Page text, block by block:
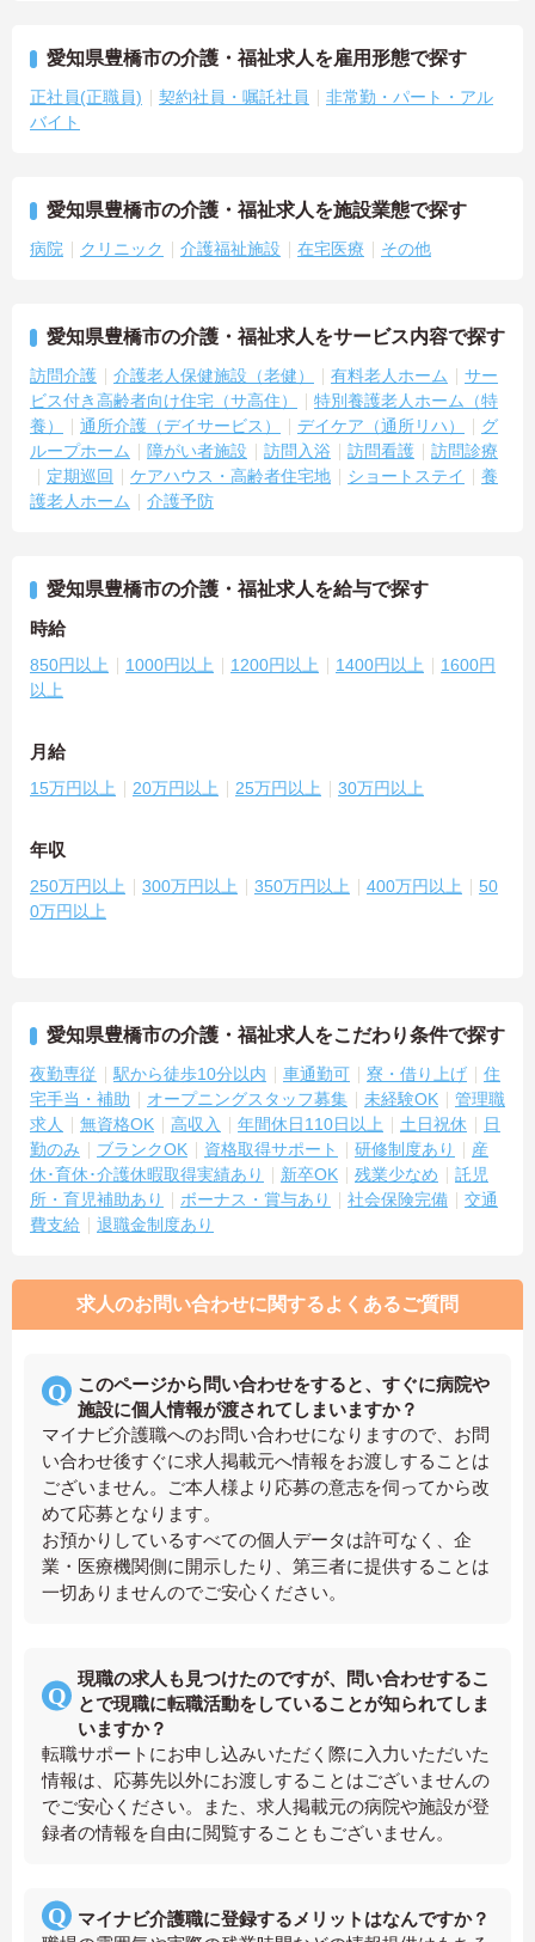
愛知県豊橋市の介護・福祉求人を雇用形態で探す
正社員(正職員) 契約社員・嘱託社員
非常勤・パート・アル
バイト
愛知県豊橋市の介護・福祉求人を施設業態で探す
病院 クリニック 介護福祉施設 在宅医療 その他
愛知県豊橋市の介護・福祉求人をサービス内容で探す
訪問介護 介護老人保健施設（老健） 有料老人ホーム
サー
ビス付き高齢者向け住宅（サ高住）
特別養護老人ホーム（特
養）
通所介護（デイサービス） デイケア（通所リハ）
グ
ループホーム
障がい者施設 訪問入浴 訪問看護
訪問診療
定期巡回
ケアハウス・高齢者住宅地 ショートステイ
養
護老人ホーム
介護予防
愛知県豊橋市の介護・福祉求人を給与で探す
時給
850円以上 1000円以上 1200円以上 1400円以上
1600円
以上
月給
15万円以上 20万円以上 25万円以上 30万円以上
年収
250万円以上 300万円以上 350万円以上 400万円以上
50
0万円以上
愛知県豊橋市の介護・福祉求人をこだわり条件で探す
夜勤専従 駅から徒歩10分以内 車通勤可 寮・借り上げ
住
宅手当・補助
オープニングスタッフ募集 未経験OK
管理職
求人
無資格OK 高収入 年間休日110日以上 土日祝休
日
勤のみ
ブランクOK 資格取得サポート 研修制度あり
産
休･育休･介護休暇取得実績あり
新卒OK 残業少なめ
託児
所・育児補助あり
ボーナス・賞与あり 社会保険完備
交通
費支給
退職金制度あり
求人のお問い合わせに関するよくあるご質問
このページから問い合わせをすると、すぐに病院や
施設に個人情報が渡されてしまいますか？
マイナビ介護職へのお問い合わせになりますので、お問
い合わせ後すぐに求人掲載元へ情報をお渡しすることは
ございません。ご本人様より応募の意志を伺ってから改
めて応募となります。
お預かりしているすべての個人データは許可なく、企
業・医療機関側に開示したり、第三者に提供することは
一切ありませんのでご安心ください。
現職の求人も見つけたのですが、問い合わせするこ
とで現職に転職活動をしていることが知られてしま
いますか？
転職サポートにお申し込みいただく際に入力いただいた
情報は、応募先以外にお渡しすることはございませんの
でご安心ください。また、求人掲載元の病院や施設が登
録者の情報を自由に閲覧することもございません。
マイナビ介護職に登録するメリットはなんですか？